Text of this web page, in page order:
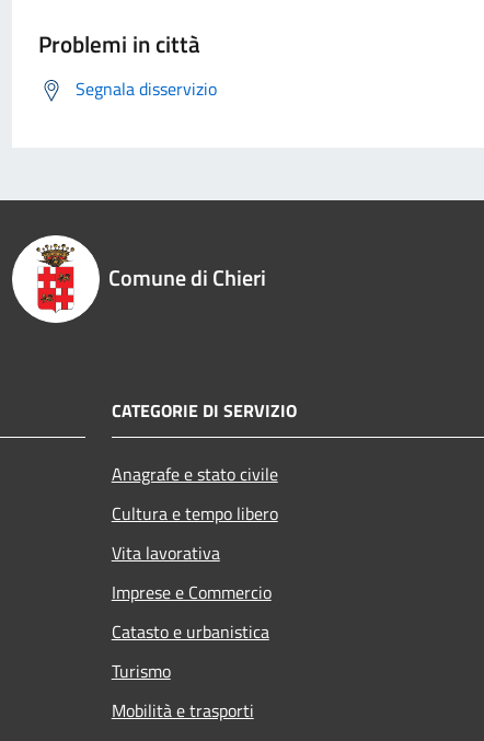
Problemi in città
Segnala disservizio
Comune di Chieri
CATEGORIE DI SERVIZIO
Anagrafe e stato civile
Cultura e tempo libero
Vita lavorativa
Imprese e Commercio
Catasto e urbanistica
Turismo
Mobilità e trasporti